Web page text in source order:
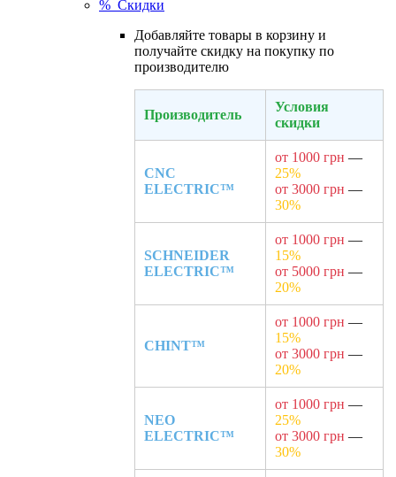
% Скидки
Добавляйте товары в корзину и
получайте скидку на покупку по
производителю
Производитель
Условия
скидки
CNC
ELECTRIC™
от 1000 грн —
25%
от 3000 грн —
30%
SCHNEIDER
ELECTRIC™
от 1000 грн —
15%
от 5000 грн —
20%
CHINT™
от 1000 грн —
15%
от 3000 грн —
20%
NEO
ELECTRIC™
от 1000 грн —
25%
от 3000 грн —
30%